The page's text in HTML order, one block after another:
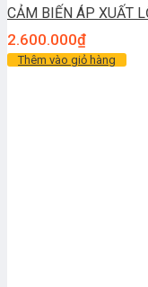
CẢM BIẾN ÁP XUẤT
2.600.000₫
Thêm vào giỏ hàng